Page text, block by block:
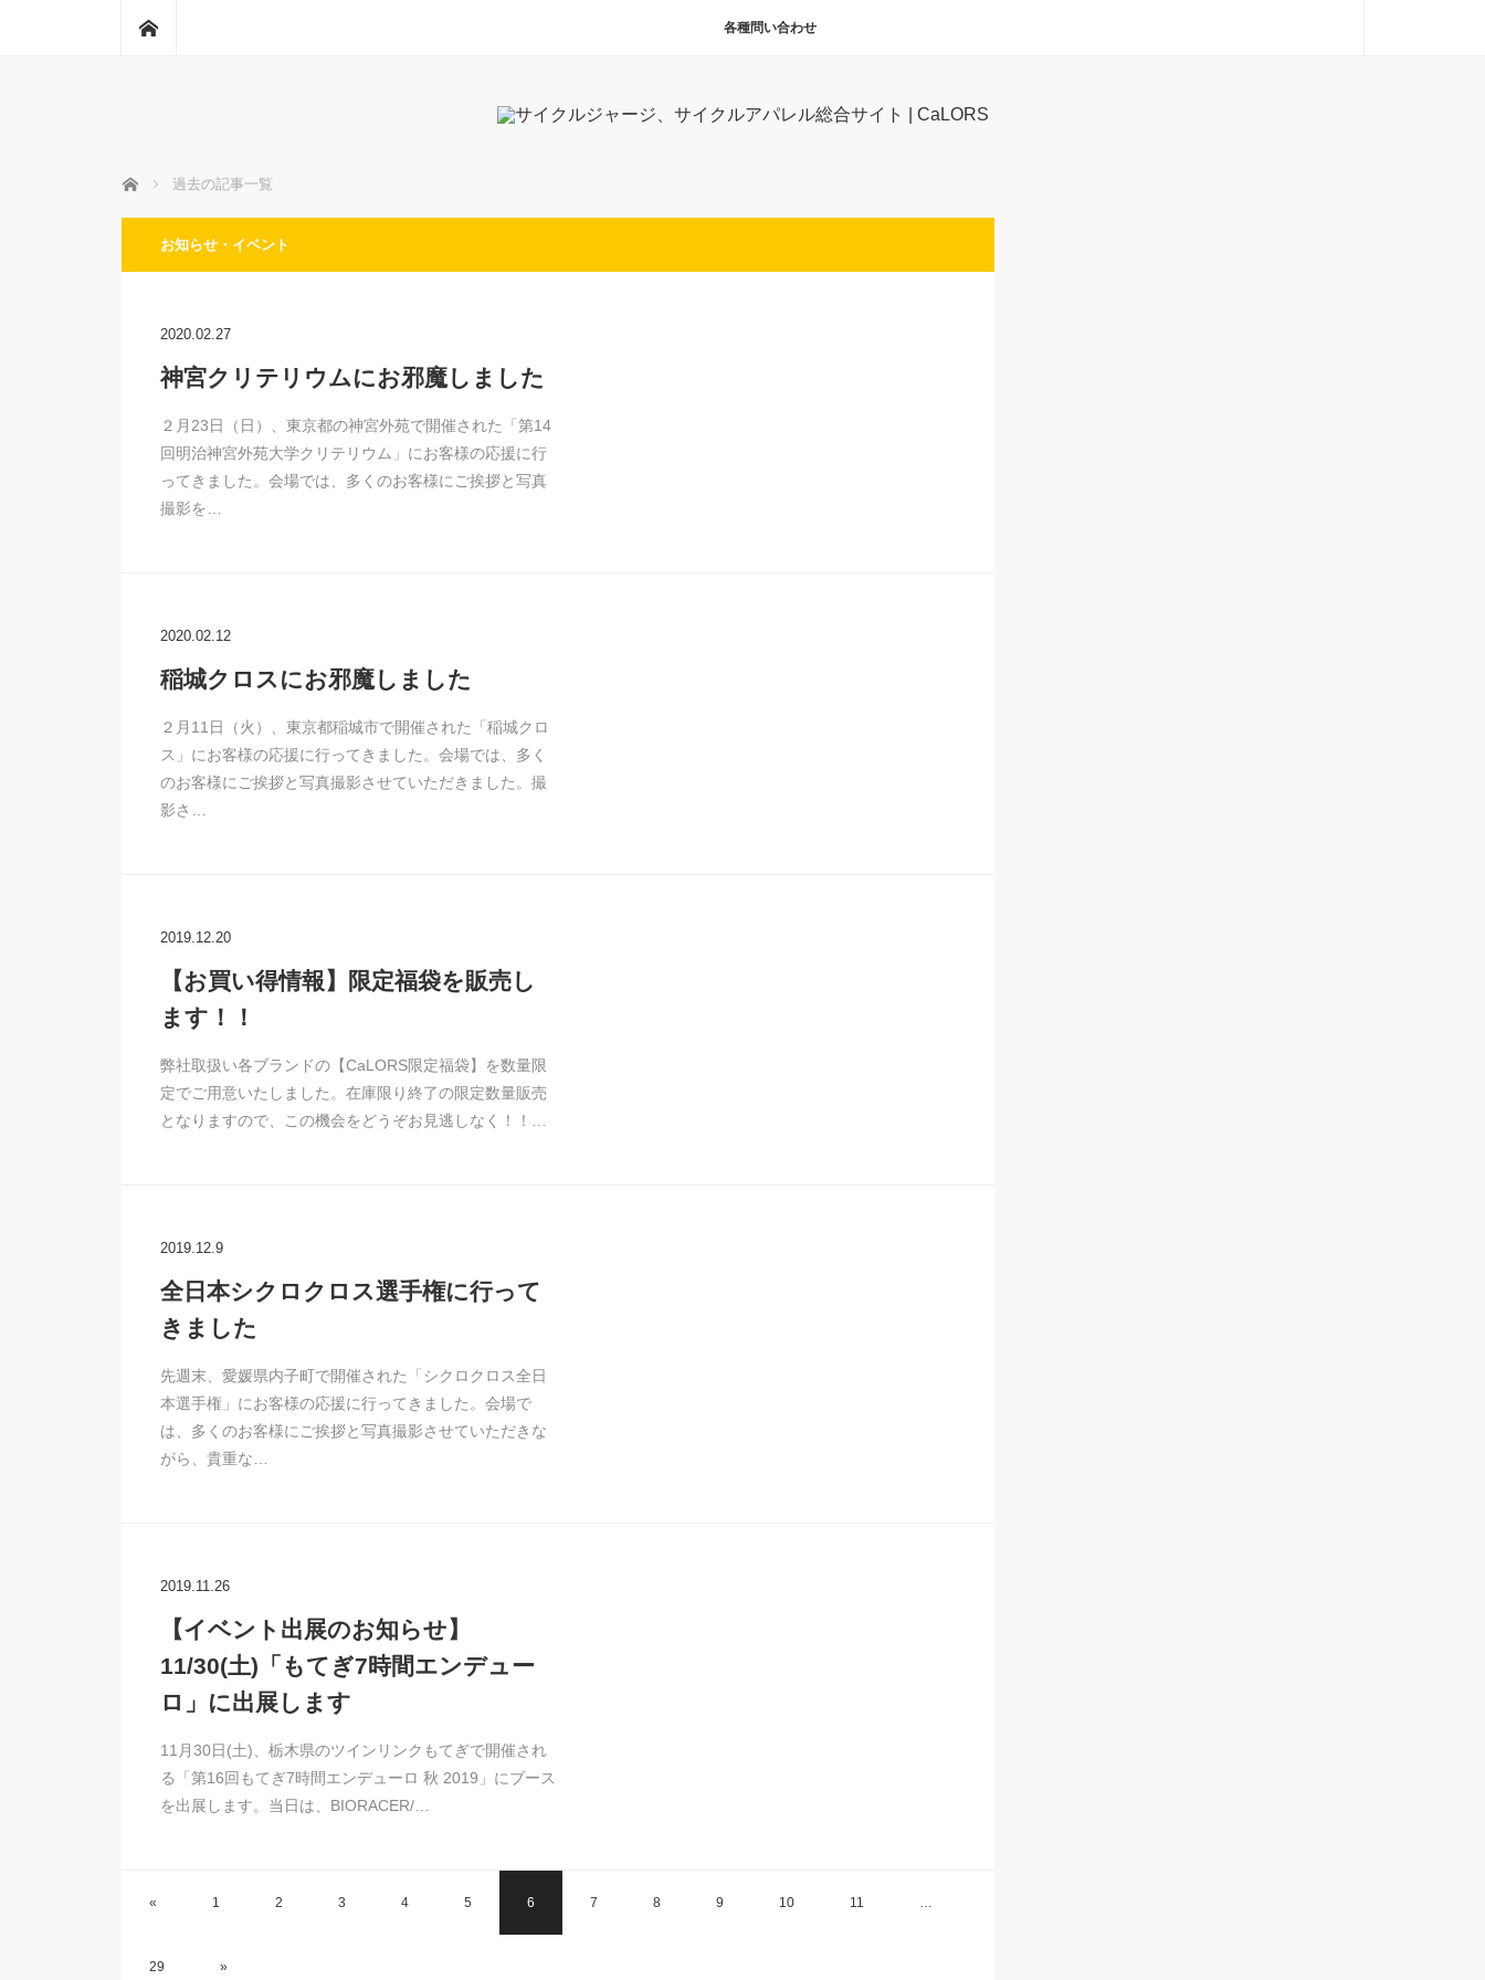
各種問い合わせ
ホーム 過去の記事一覧
お知らせ・イベント
2020.02.27
神宮クリテリウムにお邪魔しました
２月23日（日）、東京都の神宮外苑で開催された「第14
回明治神宮外苑大学クリテリウム」にお客様の応援に行
ってきました。会場では、多くのお客様にご挨拶と写真
撮影を…
2020.02.12
稲城クロスにお邪魔しました
２月11日（火）、東京都稲城市で開催された「稲城クロ
ス」にお客様の応援に行ってきました。会場では、多く
のお客様にご挨拶と写真撮影させていただきました。撮
影さ…
2019.12.20
【お買い得情報】限定福袋を販売し
ます！！
弊社取扱い各ブランドの【CaLORS限定福袋】を数量限
定でご用意いたしました。在庫限り終了の限定数量販売
となりますので、この機会をどうぞお見逃しなく！！…
2019.12.9
全日本シクロクロス選手権に行って
きました
先週末、愛媛県内子町で開催された「シクロクロス全日
本選手権」にお客様の応援に行ってきました。会場で
は、多くのお客様にご挨拶と写真撮影させていただきな
がら、貴重な…
2019.11.26
【イベント出展のお知らせ】
11/30(土)「もてぎ7時間エンデュー
ロ」に出展します
11月30日(土)、栃木県のツインリンクもてぎで開催され
る「第16回もてぎ7時間エンデューロ 秋 2019」にブース
を出展します。当日は、BIORACER/…
« 1 2 3 4 5 6 7 8 9 10 11 …
29 »